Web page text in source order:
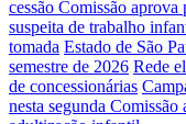
cessão Comissão aprova
suspeita de trabalho
tomada Estado de São
semestre de 2026 Rede
de concessionárias
nesta segunda Comissão